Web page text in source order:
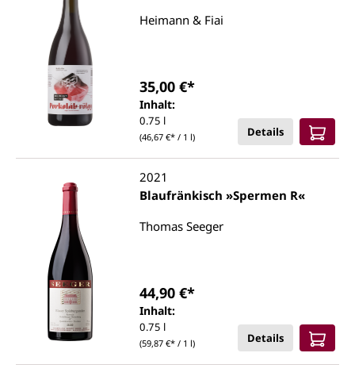
Heimann & Fiai
Inhalt:
0.75 l
(46,67 €* / 1 l)
35,00 €*
Details
2021
Blaufränkisch »Spermen R«
Thomas Seeger
Inhalt:
0.75 l
(59,87 €* / 1 l)
44,90 €*
Details